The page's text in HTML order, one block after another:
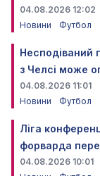
04.08.2026 12:02
Новини
Футбол
Несподіваний
з Челсі може
04.08.2026 11:01
Новини
Футбол
Ліга
форварда
04.08.2026 10:01